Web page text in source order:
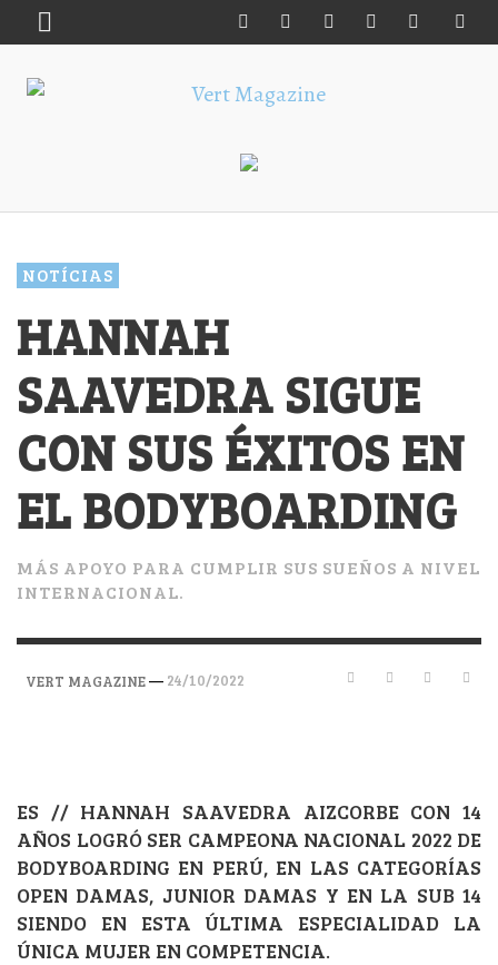
NOTÍCIAS
HANNAH
SAAVEDRA SIGUE
CON SUS ÉXITOS EN
EL BODYBOARDING
MÁS APOYO PARA CUMPLIR SUS SUEÑOS A NIVEL
INTERNACIONAL.
VERT MAGAZINE— 24/10/2022
ES // HANNAH SAAVEDRA AIZCORBE CON 14
AÑOS LOGRÓ SER CAMPEONA NACIONAL 2022 DE
BODYBOARDING EN PERÚ, EN LAS CATEGORÍAS
OPEN DAMAS, JUNIOR DAMAS Y EN LA SUB 14
SIENDO EN ESTA ÚLTIMA ESPECIALIDAD LA
ÚNICA MUJER EN COMPETENCIA.